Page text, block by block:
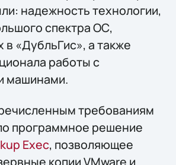
надежность технологии,
спектра ОС,
в «ДубльГис», а также
работы с
машинами.
требованиям
программное решение
Exec, позволяющее
копии VMware и